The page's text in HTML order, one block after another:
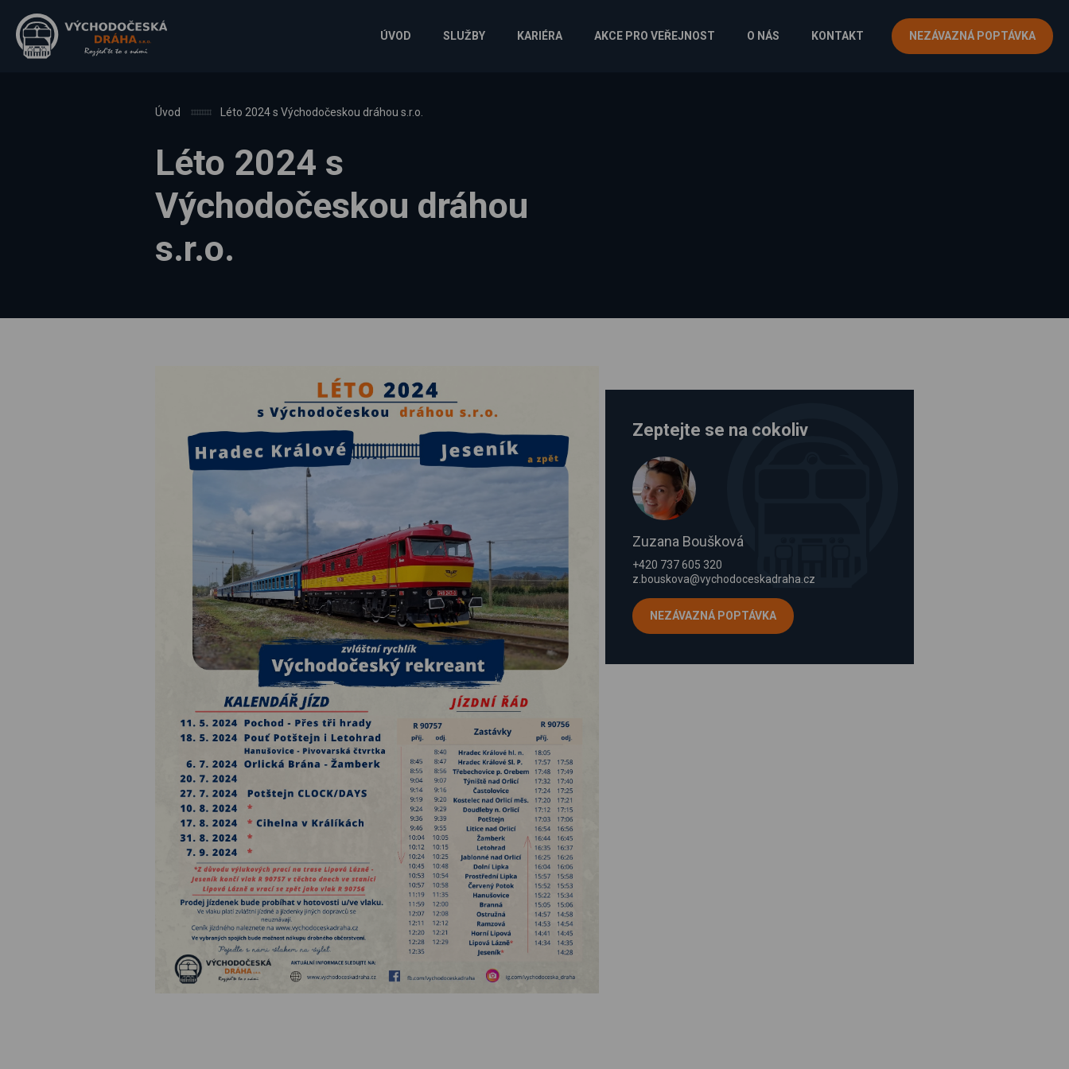
ÚVOD SLUŽBY KARIÉRA AKCE PRO VEŘEJNOST O NÁS KONTAKT NEZÁVAZNÁ POPTÁVKA
Úvod Léto 2024 s Východočeskou dráhou s.r.o.
Léto 2024 s
Východočeskou dráhou
s.r.o.
Zeptejte se na cokoliv
Zuzana Boušková
+420 737 605 320
z.bouskova@vychodoceskadraha.cz
NEZÁVAZNÁ POPTÁVKA